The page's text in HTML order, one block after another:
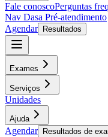
Fale conoscoPerguntas
Nav Dasa Pré-atendimento
Agendar
Resultados
Exames
Serviços
Unidades
Ajuda
Agendar Resultados de